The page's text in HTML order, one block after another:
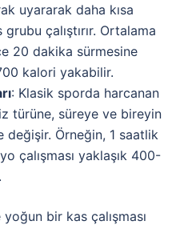
uyararak daha kısa
çalıştırır. Ortalama
20 dakika sürmesine
kalori yakabilir.
: Klasik sporda harcanan
türüne, süreye ve bireyin
değişir. Örneğin, 1 saatlik
çalışması yaklaşık 400-
yoğun bir kas çalışması